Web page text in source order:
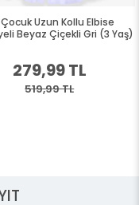
Çocuk Uzun Kollu Elbise
Beyaz Çiçekli Gri (3 Yaş)
279,99 TL
519,99 TL